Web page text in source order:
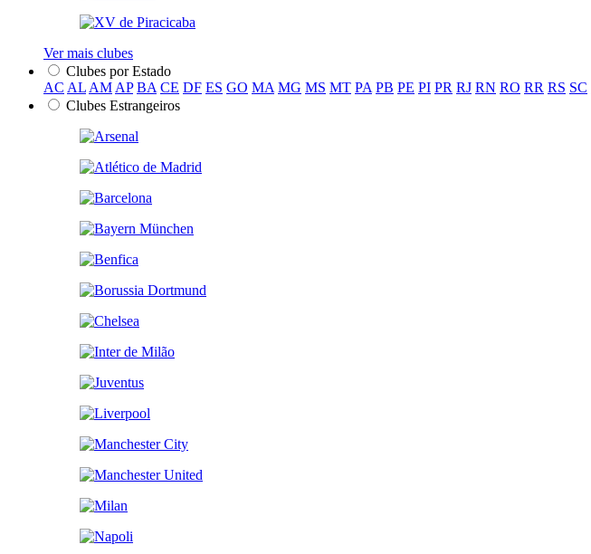
Ver mais clubes
Clubes por Estado
AC AL AM AP BA CE DF ES GO MA MG MS MT PA PB PE PI PR RJ RN RO RR RS SC
Clubes Estrangeiros